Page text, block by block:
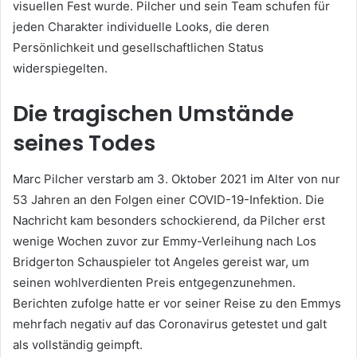
visuellen Fest wurde. Pilcher und sein Team schufen für
jeden Charakter individuelle Looks, die deren
Persönlichkeit und gesellschaftlichen Status
widerspiegelten.
Die tragischen Umstände
seines Todes
Marc Pilcher verstarb am 3. Oktober 2021 im Alter von nur
53 Jahren an den Folgen einer COVID-19-Infektion. Die
Nachricht kam besonders schockierend, da Pilcher erst
wenige Wochen zuvor zur Emmy-Verleihung nach Los
Bridgerton Schauspieler tot Angeles gereist war, um
seinen wohlverdienten Preis entgegenzunehmen.
Berichten zufolge hatte er vor seiner Reise zu den Emmys
mehrfach negativ auf das Coronavirus getestet und galt
als vollständig geimpft.